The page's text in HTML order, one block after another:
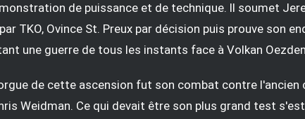
de puissance et de technique. Il soumet
TKO, Ovince St. Preux par décision puis prouve son
une guerre de tous les instants face à Volkan
de cette ascension fut son combat contre l'ancien
Weidman. Ce qui devait être son plus grand test